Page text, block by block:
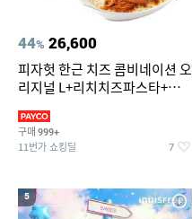
44% 26,600
피자헛 한근 치즈 콤비네이션 오
리지널 L+리치치즈파스타+콜
구매 999+
11번가 쇼킹딜 7
5